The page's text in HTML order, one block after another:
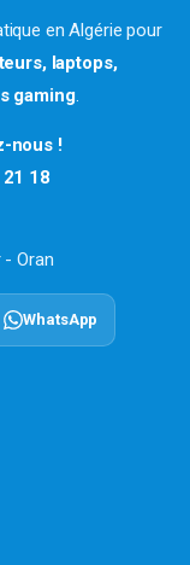
en Algérie pour
laptops,
gaming.
nous !
18
- Oran
WhatsApp